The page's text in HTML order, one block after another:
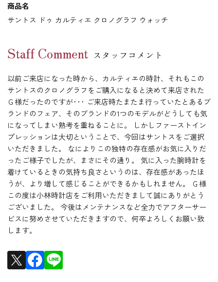
商品名
サントス ドゥ カルティエ クロノグラフ ウォッチ
Staff Comment スタッフコメント
以前ご来店になった時から、カルティエの時計、それもこの
サントスのクロノグラフをご購入になると決めて来店された
Ｇ様だったのですが･･･ ご来店時たまたま行っていたとあるブ
ランドのフェア、そのブランドの1つのモデルがどうしても気
になってしまい熟考を重ねることに。 しかしファーストイン
プレッションは大切ということで、今回はサントスをご選択
いただきました。 なによりこの独特の存在感がお気に入りだ
ったご様子でしたが、まさにその通り。 気に入った腕時計を
着けているときの気持ち良さというのは、存在感があったほ
うが、より増して感じることができるかもしれません。 Ｇ様
この度は小林時計店をご利用いただきまして誠にありがとう
ございました。 今後はメンテナンスなど全力でアフターサー
ビスに努めさせていただきますので、何卒よろしくお願い致
します。